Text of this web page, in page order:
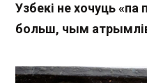
Узбекі не хочуць «па
больш, чым